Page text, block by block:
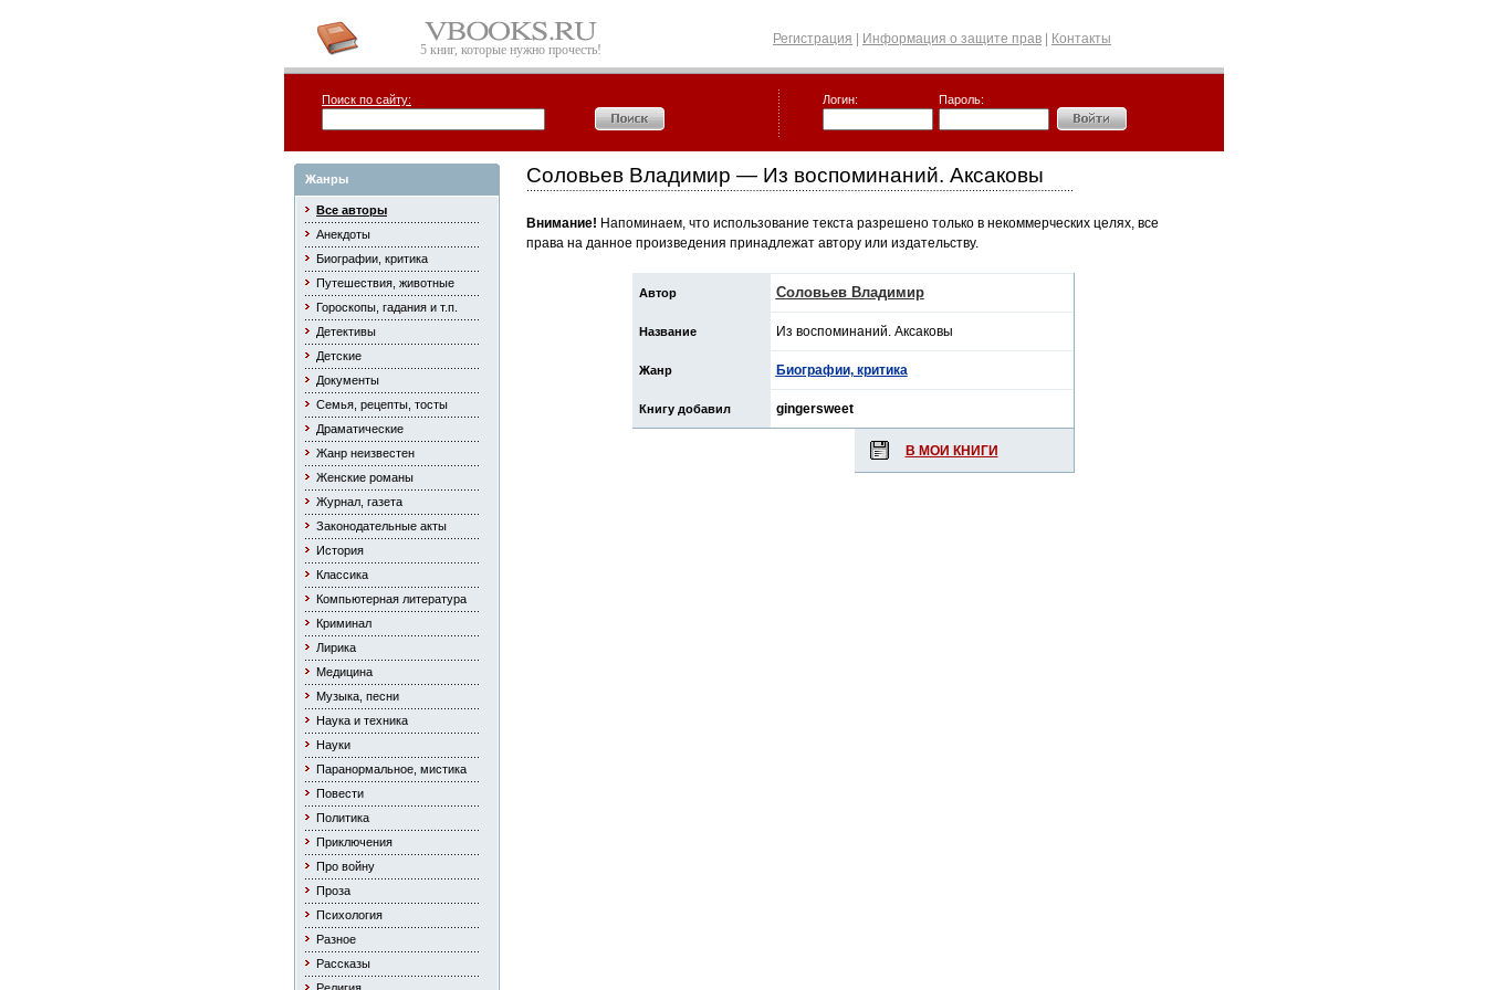
5 книг, которые нужно прочесть!
Регистрация Информация о защите прав Контакты
Поиск по сайту: Логин: Пароль:
Жанры
Все авторы
Анекдоты
Биографии, критика
Путешествия, животные
Гороскопы, гадания и т.п.
Детективы
Детские
Документы
Семья, рецепты, тосты
Драматические
Жанр неизвестен
Женские романы
Журнал, газета
Законодательные акты
История
Классика
Компьютерная литература
Криминал
Лирика
Медицина
Музыка, песни
Наука и техника
Науки
Паранормальное, мистика
Повести
Политика
Приключения
Про войну
Проза
Психология
Разное
Рассказы
Соловьев Владимир — Из воспоминаний. Аксаковы
Внимание! Напоминаем, что использование текста разрешено только в некоммерческих целях, все
права на данное произведения принадлежат автору или издательству.
Автор Соловьев Владимир
Название Из воспоминаний. Аксаковы
Жанр Биографии, критика
Книгу добавил gingersweet
В МОИ КНИГИ